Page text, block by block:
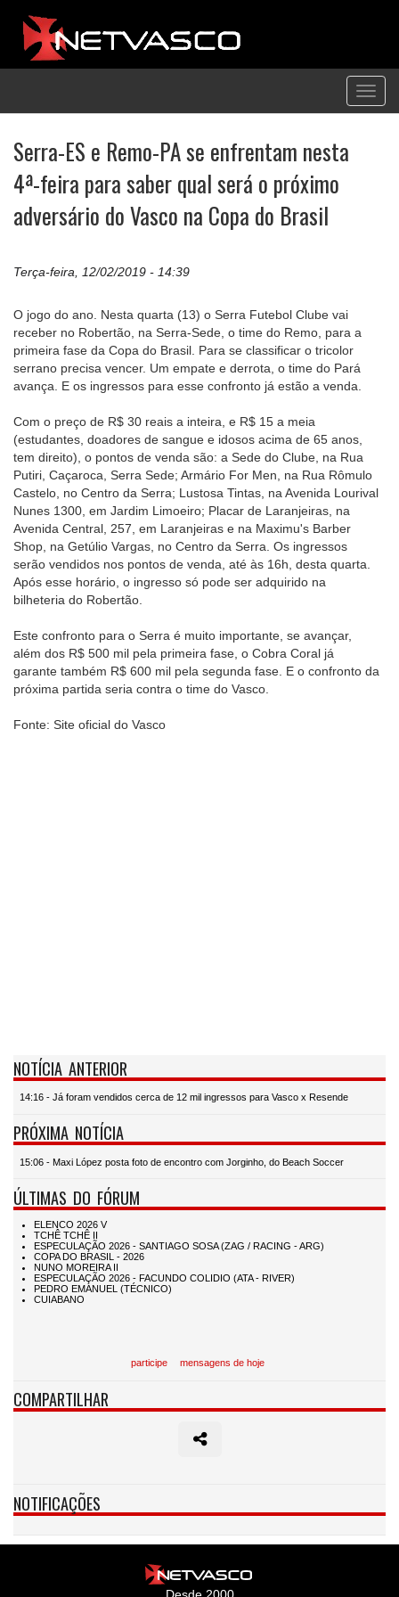
Serra-ES e Remo-PA se enfrentam nesta
4ª-feira para saber qual será o próximo
adversário do Vasco na Copa do Brasil
Terça-feira, 12/02/2019 - 14:39
O jogo do ano. Nesta quarta (13) o Serra Futebol Clube vai
receber no Robertão, na Serra-Sede, o time do Remo, para a
primeira fase da Copa do Brasil. Para se classificar o tricolor
serrano precisa vencer. Um empate e derrota, o time do Pará
avança. E os ingressos para esse confronto já estão a venda.
Com o preço de R$ 30 reais a inteira, e R$ 15 a meia
(estudantes, doadores de sangue e idosos acima de 65 anos,
tem direito), o pontos de venda são: a Sede do Clube, na Rua
Putiri, Caçaroca, Serra Sede; Armário For Men, na Rua Rômulo
Castelo, no Centro da Serra; Lustosa Tintas, na Avenida Lourival
Nunes 1300, em Jardim Limoeiro; Placar de Laranjeiras, na
Avenida Central, 257, em Laranjeiras e na Maximu's Barber
Shop, na Getúlio Vargas, no Centro da Serra. Os ingressos
serão vendidos nos pontos de venda, até às 16h, desta quarta.
Após esse horário, o ingresso só pode ser adquirido na
bilheteria do Robertão.
Este confronto para o Serra é muito importante, se avançar,
além dos R$ 500 mil pela primeira fase, o Cobra Coral já
garante também R$ 600 mil pela segunda fase. E o confronto da
próxima partida seria contra o time do Vasco.
Fonte: Site oficial do Vasco
NOTÍCIA ANTERIOR
14:16 - Já foram vendidos cerca de 12 mil ingressos para Vasco x Resende
PRÓXIMA NOTÍCIA
15:06 - Maxi López posta foto de encontro com Jorginho, do Beach Soccer
ÚLTIMAS DO FÓRUM
participe mensagens de hoje
COMPARTILHAR
NOTIFICAÇÕES